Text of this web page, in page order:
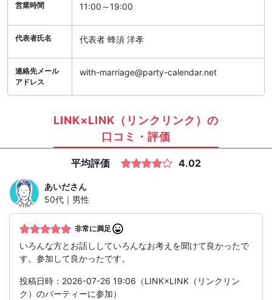
営業時間 11:00～19:00
代表者氏名 代表者 蜂須 洋孝
連絡先メール
アドレス
with-marriage@party-calendar.net
LINK×LINK（リンクリンク）の
口コミ・評価
平均評価 4.02
あいださん
50代｜男性
非常に満足
いろんな方とお話ししていろんなお考えを聞けて良かったで
す。参加して良かったです。
投稿日時：2026-07-26 19:06（LINK×LINK（リンクリン
ク）のパーティーに参加）